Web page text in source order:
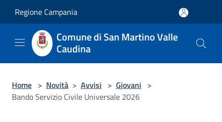
Regione Campania
Comune di San Martino Valle
Caudina
Home > Novità > Avvisi > Giovani >
Bando Servizio Civile Universale 2026